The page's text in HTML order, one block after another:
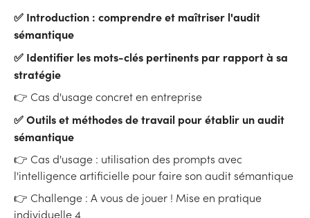
✅ Introduction : comprendre et maîtriser l'audit
sémantique
✅ Identifier les mots-clés pertinents par rapport à sa
stratégie
👉 Cas d'usage concret en entreprise
✅ Outils et méthodes de travail pour établir un audit
sémantique
👉 Cas d'usage : utilisation des prompts avec
l'intelligence artificielle pour faire son audit sémantique
👉 Challenge : A vous de jouer ! Mise en pratique
individuelle 4